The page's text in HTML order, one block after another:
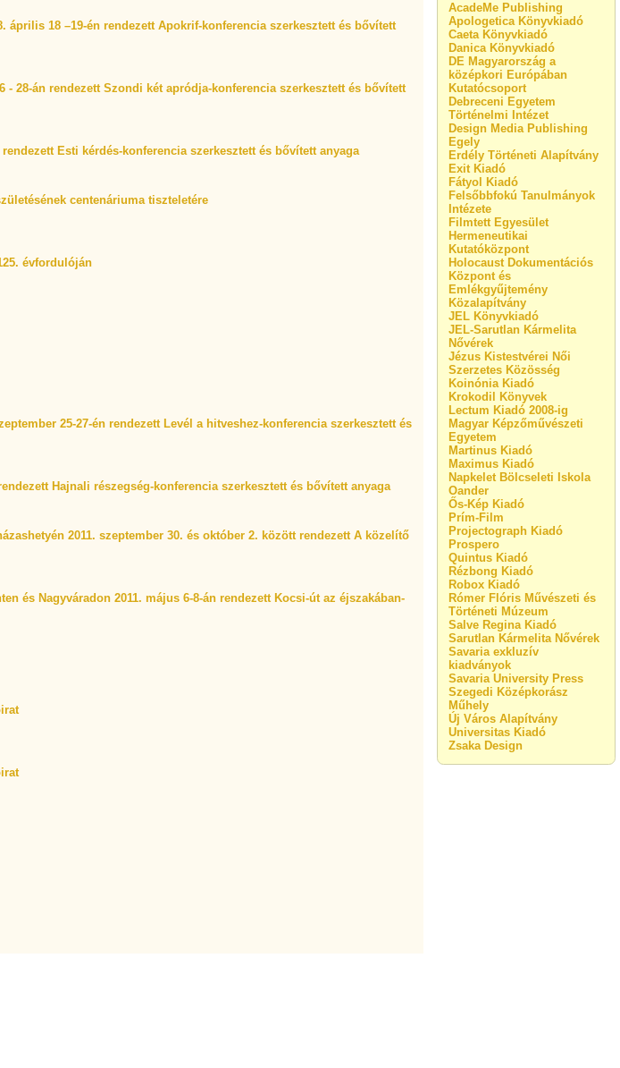
AcadeMe Publishing
Apologetica Könyvkiadó
Caeta Könyvkiadó
Danica Könyvkiadó
DE Magyarország a
középkori Európában
Kutatócsoport
Debreceni Egyetem
Történelmi Intézet
Design Media Publishing
Egely
Erdély Történeti Alapítvány
Exit Kiadó
Fátyol Kiadó
Felsőbbfokú Tanulmányok
Intézete
Filmtett Egyesület
Hermeneutikai
Kutatóközpont
Holocaust Dokumentációs
Központ és
Emlékgyűjtemény
Közalapítvány
JEL Könyvkiadó
JEL-Sarutlan Kármelita
Nővérek
Jézus Kistestvérei Női
Szerzetes Közösség
Koinónia Kiadó
Krokodil Könyvek
Lectum Kiadó 2008-ig
Magyar Képzőművészeti
Egyetem
Martinus Kiadó
Maximus Kiadó
Napkelet Bölcseleti Iskola
Oander
Ős-Kép Kiadó
Prím-Film
Projectograph Kiadó
Prospero
Quintus Kiadó
Rézbong Kiadó
Robox Kiadó
Rómer Flóris Művészeti és
Történeti Múzeum
Salve Regina Kiadó
Sarutlan Kármelita Nővérek
Savaria exkluzív
kiadványok
Savaria University Press
Szegedi Középkorász
Műhely
Új Város Alapítvány
Universitas Kiadó
Zsaka Design
április 18 –19-én rendezett Apokrif-konferencia szerkesztett és bővített
- 28-án rendezett Szondi két apródja-konferencia szerkesztett és bővített
Esti kérdés-konferencia szerkesztett és bővített anyaga
centenáriuma tiszteletére
évfordulóján
25-27-én rendezett Levél a hitveshez-konferencia szerkesztett és
Hajnali részegség-konferencia szerkesztett és bővített anyaga
2011. szeptember 30. és október 2. között rendezett A közelítő
és Nagyváradon 2011. május 6-8-án rendezett Kocsi-út az éjszakában-